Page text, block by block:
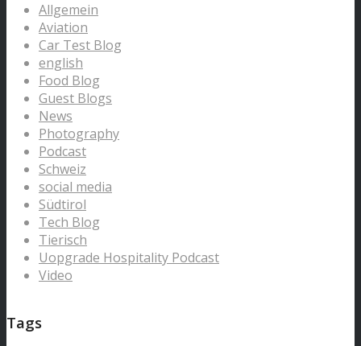
Allgemein
Aviation
Car Test Blog
english
Food Blog
Guest Blogs
News
Photography
Podcast
Schweiz
social media
Südtirol
Tech Blog
Tierisch
Uopgrade Hospitality Podcast
Video
Tags